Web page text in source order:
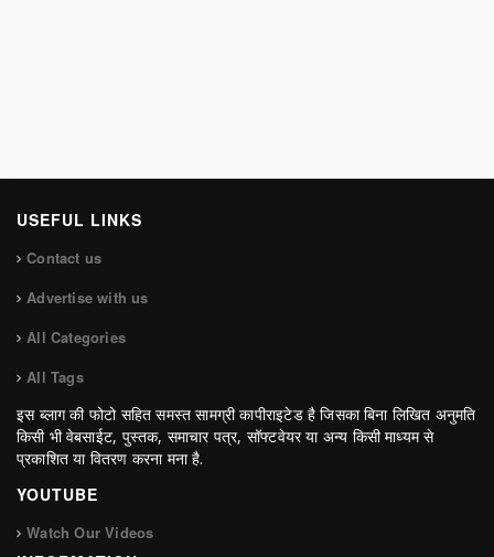
USEFUL LINKS
Contact us
Advertise with us
All Categories
All Tags
इस ब्लाग की फोटो सहित समस्त सामग्री कापीराइटेड है जिसका बिना लिखित अनुमति
किसी भी वेबसाईट, पुस्तक, समाचार पत्र, सॉफ्टवेयर या अन्य किसी माध्यम से
प्रकाशित या वितरण करना मना है.
YOUTUBE
Watch Our Videos